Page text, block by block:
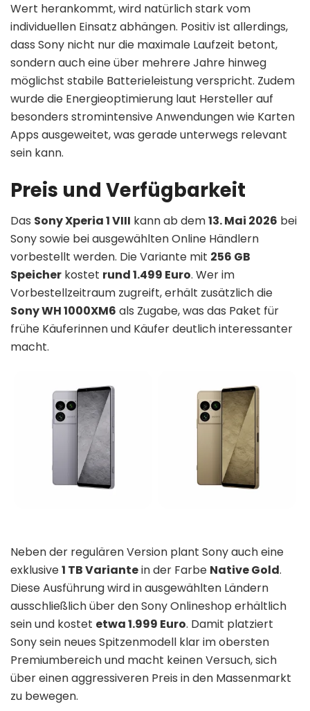
Wert herankommt, wird natürlich stark vom
individuellen Einsatz abhängen. Positiv ist allerdings,
dass Sony nicht nur die maximale Laufzeit betont,
sondern auch eine über mehrere Jahre hinweg
möglichst stabile Batterieleistung verspricht. Zudem
wurde die Energieoptimierung laut Hersteller auf
besonders stromintensive Anwendungen wie Karten
Apps ausgeweitet, was gerade unterwegs relevant
sein kann.
Preis und Verfügbarkeit
Das Sony Xperia 1 VIII kann ab dem13. Mai 2026 bei
Sony sowie bei ausgewählten Online Händlern
vorbestellt werden. Die Variante mit 256 GB
Speicher kostet rund 1.499 Euro. Wer im
Vorbestellzeitraum zugreift, erhält zusätzlich die
Sony WH 1000XM6 als Zugabe, was das Paket für
frühe Käuferinnen und Käufer deutlich interessanter
macht.
Neben der regulären Version plant Sony auch eine
exklusive1 TB Variantein der Farbe Native Gold.
Diese Ausführung wird in ausgewählten Ländern
ausschließlich über den Sony Onlineshop erhältlich
sein und kostet etwa 1.999 Euro. Damit platziert
Sony sein neues Spitzenmodell klar im obersten
Premiumbereich und macht keinen Versuch, sich
über einen aggressiveren Preis in den Massenmarkt
zu bewegen.